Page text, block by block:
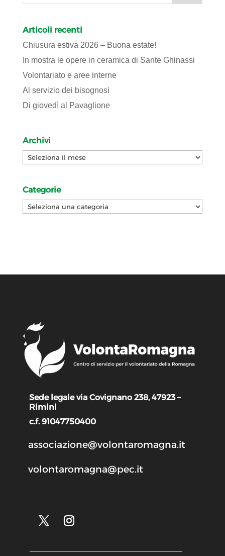
Articoli recenti
Chiusura estiva 2026 – Buona estate!
In mostra le opere in ceramica di Sante Ghinassi
Volontariato e aree interne
Al servizio dei bisognosi
Di giovedì al Pavaglione
Archivi
Archivi
Categorie
Categorie
Sede legale via Covignano 238, 47923 –
Rimini
c.f. 91047750400
associazione@volontaromagna.it
volontaromagna@pec.it